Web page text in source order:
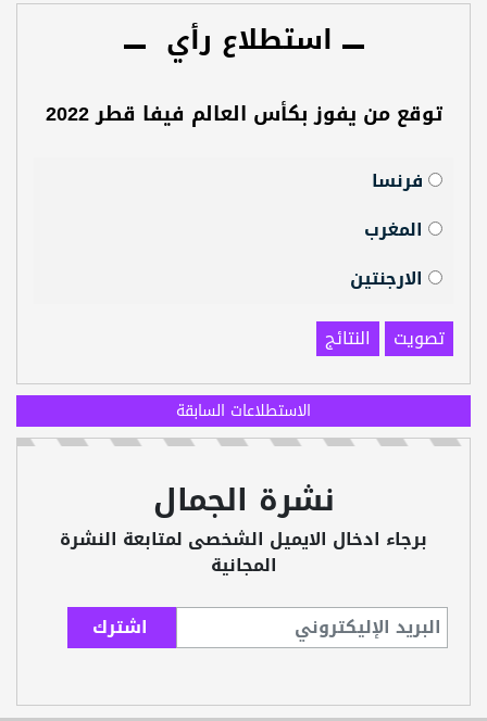
استطلاع رأي
توقع من يفوز بكأس العالم فيفا قطر 2022
فرنسا
المغرب
الارجنتين
تصويت
النتائج
الاستطلاعات السابقة
نشرة الجمال
برجاء ادخال الايميل الشخصى لمتابعة النشرة
المجانية